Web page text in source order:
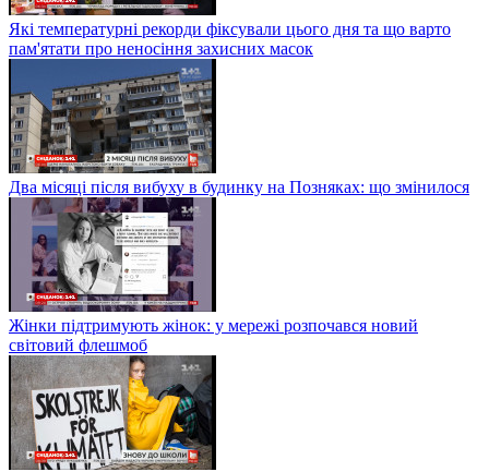
Які температурні рекорди фіксували цього дня та що варто
пам'ятати про неносіння захисних масок
Два місяці після вибуху в будинку на Позняках: що змінилося
Жінки підтримують жінок: у мережі розпочався новий
світовий флешмоб